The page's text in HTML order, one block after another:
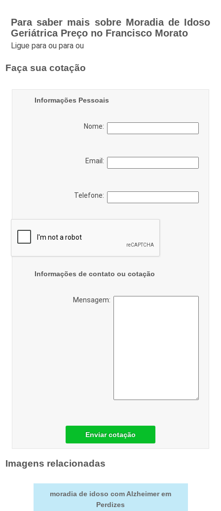
Para saber mais sobre Moradia de Idoso
Geriátrica Preço no Francisco Morato
Ligue paraou paraou
Faça sua cotação
Informações Pessoais
Nome:
Email:
Telefone:
Informações de contato ou cotação
Mensagem:
Enviar cotação
Imagens relacionadas
moradia de idoso com Alzheimer em
Perdizes